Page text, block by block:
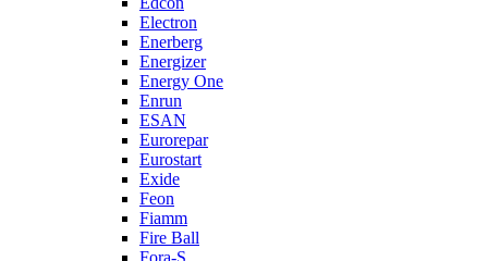
Electron
Enerberg
Energizer
Energy One
Enrun
ESAN
Eurorepar
Eurostart
Exide
Feon
Fiamm
Fire Ball
Fora-S